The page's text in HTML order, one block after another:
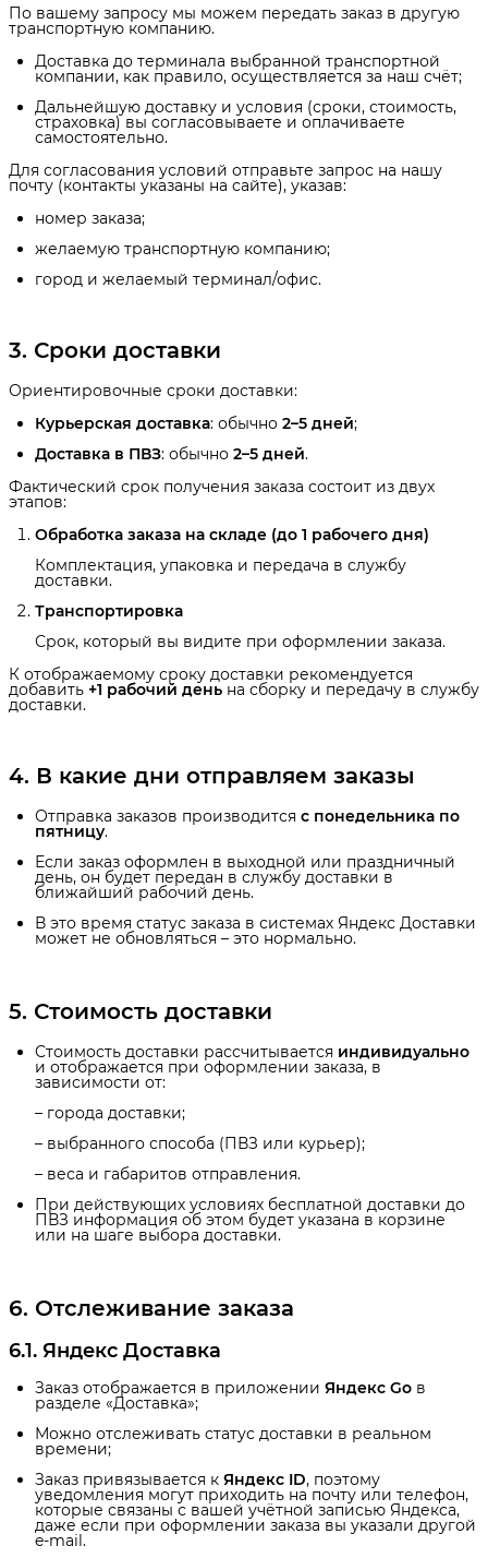
По вашему запросу мы можем передать заказ в другую
транспортную компанию.
Доставка до терминала выбранной транспортной
компании, как правило, осуществляется за наш счёт;
Дальнейшую доставку и условия (сроки, стоимость,
страховка) вы согласовываете и оплачиваете
самостоятельно.
Для согласования условий отправьте запрос на нашу
почту (контакты указаны на сайте), указав:
номер заказа;
желаемую транспортную компанию;
город и желаемый терминал/офис.
3. Сроки доставки
Ориентировочные сроки доставки:
Курьерская доставка: обычно 2–5 дней;
Доставка в ПВЗ: обычно 2–5 дней.
Фактический срок получения заказа состоит из двух
этапов:
Обработка заказа на складе (до 1 рабочего дня)
Комплектация, упаковка и передача в службу
доставки.
Транспортировка
Срок, который вы видите при оформлении заказа.
К отображаемому сроку доставки рекомендуется
добавить +1 рабочий день на сборку и передачу в службу
доставки.
4. В какие дни отправляем заказы
Отправка заказов производится с понедельника по
пятницу.
Если заказ оформлен в выходной или праздничный
день, он будет передан в службу доставки в
ближайший рабочий день.
В это время статус заказа в системах Яндекс Доставки
может не обновляться – это нормально.
5. Стоимость доставки
Стоимость доставки рассчитывается индивидуально
и отображается при оформлении заказа, в
зависимости от:
– города доставки;
– выбранного способа (ПВЗ или курьер);
– веса и габаритов отправления.
При действующих условиях бесплатной доставки до
ПВЗ информация об этом будет указана в корзине
или на шаге выбора доставки.
6. Отслеживание заказа
6.1. Яндекс Доставка
Заказ отображается в приложении Яндекс Go в
разделе «Доставка»;
Можно отслеживать статус доставки в реальном
времени;
Заказ привязывается к Яндекс ID, поэтому
уведомления могут приходить на почту или телефон,
которые связаны с вашей учётной записью Яндекса,
даже если при оформлении заказа вы указали другой
e-mail.